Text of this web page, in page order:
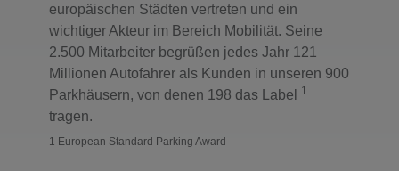
europäischen Städten vertreten und ein
wichtiger Akteur im Bereich Mobilität. Seine
2.500 Mitarbeiter begrüßen jedes Jahr 121
Millionen Autofahrer als Kunden in unseren 900
Parkhäusern, von denen 198 das Label
1
tragen.
1 European Standard Parking Award